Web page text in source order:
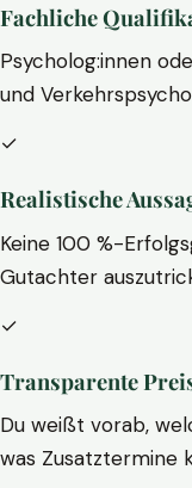
Fachliche
Psycholog:innen
und
✓
Realistische
Keine 100 %-
Gutachter
✓
Transparente
Du weißt vorab,
was Zusatztermine